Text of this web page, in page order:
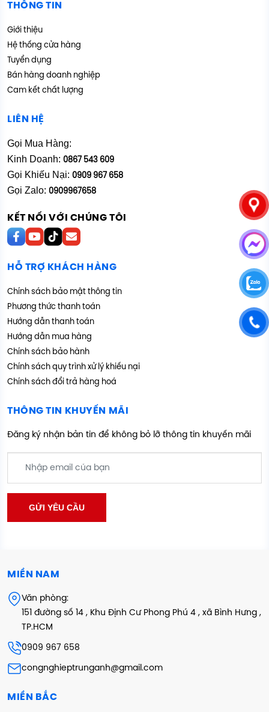
THÔNG TIN
Giới thiệu
Hệ thống cửa hàng
Tuyển dụng
Bán hàng doanh nghiệp
Cam kết chất lượng
LIÊN HỆ
Gọi Mua Hàng:
Kinh Doanh: 0867 543 609
Gọi Khiếu Nại: 0909 967 658
Gọi Zalo: 0909967658
KẾT NỐI VỚI CHÚNG TÔI
HỖ TRỢ KHÁCH HÀNG
Chính sách bảo mật thông tin
Phương thức thanh toán
Hướng dẫn thanh toán
Hướng dẫn mua hàng
Chính sách bảo hành
Chính sách quy trình xử lý khiếu nại
Chính sách đổi trả hàng hoá
THÔNG TIN KHUYẾN MÃI
Đăng ký nhận bản tin để không bỏ lỡ thông tin khuyến mãi
MIỀN NAM
Văn phòng:
151 đường số 14 , Khu Định Cư Phong Phú 4 , xã Bình Hưng ,
TP.HCM
0909 967 658
congnghieptrunganh@gmail.com
MIỀN BẮC